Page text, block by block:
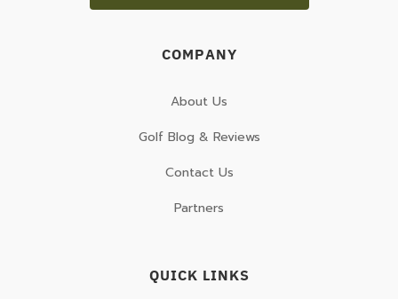
COMPANY
About Us
Golf Blog & Reviews
Contact Us
Partners
QUICK LINKS